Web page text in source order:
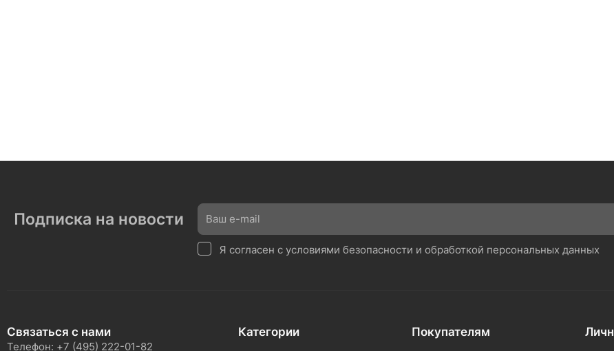
Подписка на новости
Я согласен с условиями безопасности и обработкой персональных данных
Связаться с нами
Телефон: +7 (495) 222-01-82
Категории Покупателям